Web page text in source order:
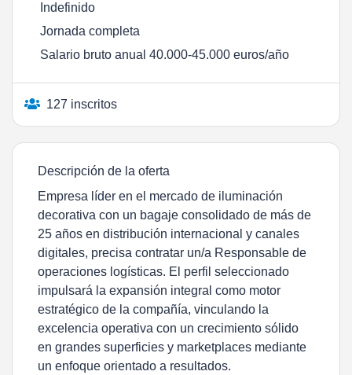
Indefinido
Jornada completa
Salario bruto anual 40.000-45.000 euros/año
127 inscritos
Descripción de la oferta
Empresa líder en el mercado de iluminación
decorativa con un bagaje consolidado de más de
25 años en distribución internacional y canales
digitales, precisa contratar un/a Responsable de
operaciones logísticas. El perfil seleccionado
impulsará la expansión integral como motor
estratégico de la compañía, vinculando la
excelencia operativa con un crecimiento sólido
en grandes superficies y marketplaces mediante
un enfoque orientado a resultados.